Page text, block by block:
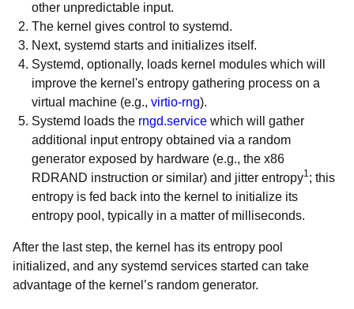
other unpredictable input.
The kernel gives control to systemd.
Next, systemd starts and initializes itself.
Systemd, optionally, loads kernel modules which will
improve the kernel's entropy gathering process on a
virtual machine (e.g., virtio-rng).
Systemd loads the rngd.service which will gather
additional input entropy obtained via a random
generator exposed by hardware (e.g., the x86
RDRAND instruction or similar) and jitter entropy1; this
entropy is fed back into the kernel to initialize its
entropy pool, typically in a matter of milliseconds.
After the last step, the kernel has its entropy pool
initialized, and any systemd services started can take
advantage of the kernel’s random generator.